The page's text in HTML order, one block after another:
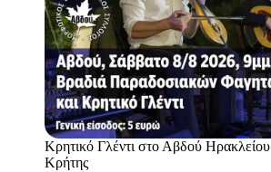
Κρητικό Γλέντι στο Αβδού Ηρακλείου
Κρήτης